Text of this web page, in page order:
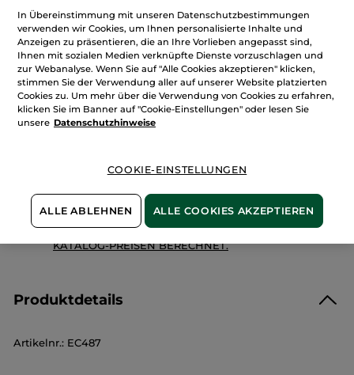
Kein
Beurteilungswert
für
46,90€*
Benachrichtigt mich
100 % zufrieden oder Geld zurück
Preisangaben inkl. MwSt. und zzgl. Versandkosten in
Höhe von 3,99 €
ES GELTEN UNSERE AGBS. UNSERE ANGEBOTS-
KATALOG-PREISEN BERECHNET.
Produktdetails
Artikelnr.: EC487
In Übereinstimmung mit unseren Datenschutzbestimmungen
verwenden wir Cookies, um Ihnen personalisierte Inhalte und
Anzeigen zu präsentieren, die an Ihre Vorlieben angepasst sind,
Ihnen mit sozialen Medien verknüpfte Dienste vorzuschlagen und
zur Webanalyse. Wenn Sie auf "Alle Cookies akzeptieren" klicken,
stimmen Sie der Verwendung aller auf unserer Website platzierten
Cookies zu. Um mehr über die Verwendung von Cookies zu erfahren,
klicken Sie im Banner auf "Cookie-Einstellungen" oder lesen Sie
unsere Datenschutzhinweise
COOKIE-EINSTELLUNGEN
ALLE ABLEHNEN ALLE COOKIES AKZEPTIEREN